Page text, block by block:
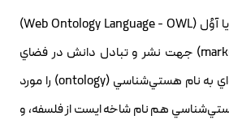
زبان هستي‌شناسي وب يا آوُ‌ل (Web Ontology Language - OWL)
زباني است نشانه‌اي (markup) جهت نشر و تبادل دانش در فضاي
اينترنت. اين زبان وسيله‌اي به نام هستي‌شناسي (ontology) را مورد
هم نام شاخه ايست از فلسفه، و